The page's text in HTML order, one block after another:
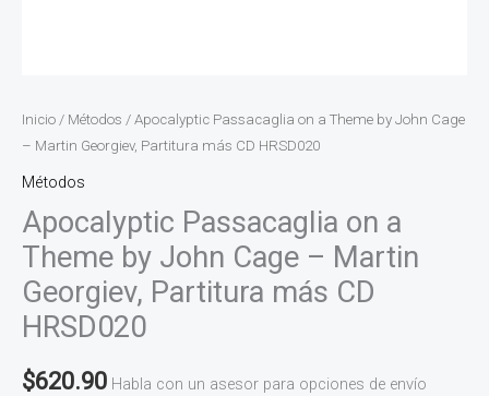
Inicio / Métodos / Apocalyptic Passacaglia on a Theme by John Cage
– Martin Georgiev, Partitura más CD HRSD020
Métodos
Apocalyptic Passacaglia on a
Theme by John Cage – Martin
Georgiev, Partitura más CD
HRSD020
$620.90 Habla con un asesor para opciones de envío